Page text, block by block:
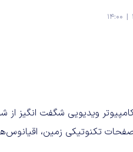
تکنوتیکی زمین، اقیانوس‌ها